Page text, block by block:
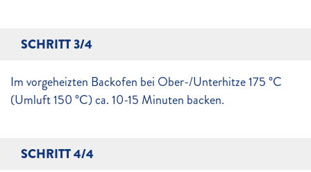
SCHRITT 3/4
Im vorgeheizten Backofen bei Ober-/Unterhitze 175 °C
(Umluft 150 °C) ca. 10-15 Minuten backen.
SCHRITT 4/4